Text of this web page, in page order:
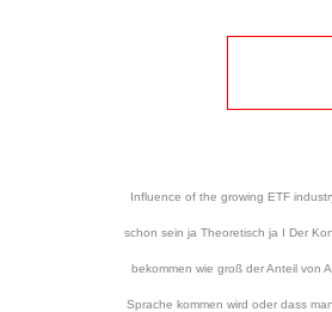
Influence of the growing ETF
schon sein ja Theoretisch ja I Der
bekommen wie groß der Anteil von
Sprache kommen wird oder dass